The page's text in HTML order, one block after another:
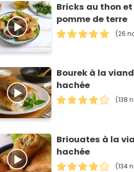
Bricks au thon
pomme de terre
(26
Bourek à la
hachée
(138
Briouates à la
hachée
(134